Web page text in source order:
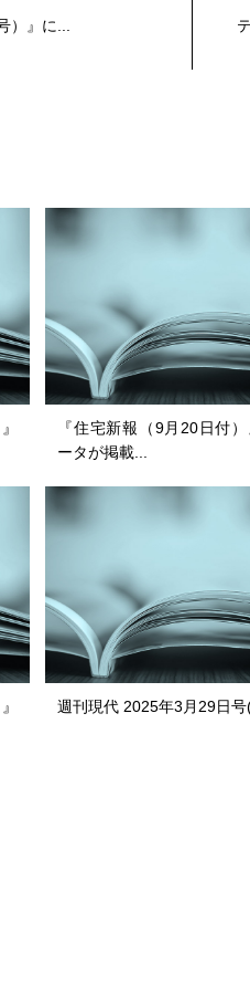
）』に...
『住宅新報（9月20日付
ータが掲載...
週刊現代 2025年3月29日号